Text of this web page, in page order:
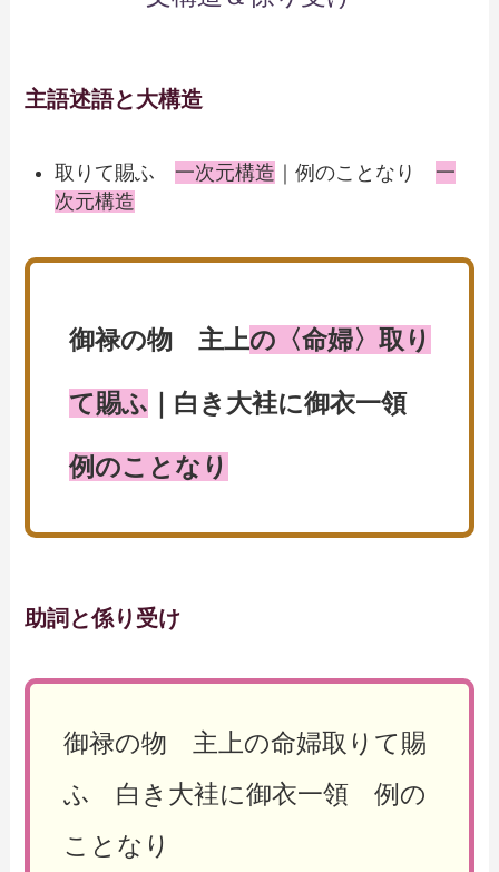
主語述語と大構造
取りて賜ふ一次元構造 ｜例のことなり一
次元構造
御禄の物 主上の〈命婦〉取り
て賜ふ ｜白き大袿に御衣一領
例のことなり
助詞と係り受け
御禄の物 主上の命婦取りて賜
ふ 白き大袿に御衣一領 例の
ことなり